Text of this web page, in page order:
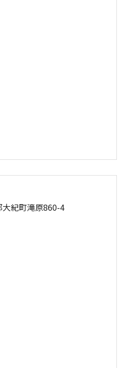
紀町滝原860-4